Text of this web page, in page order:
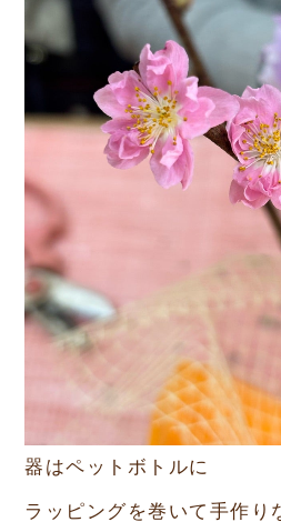
器はペットボトルに
ラッピングを巻いて手作り